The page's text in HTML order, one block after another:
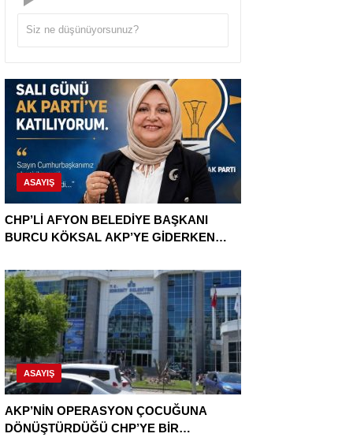
ASAYIŞ
CHP’Lİ AFYON BELEDİYE BAŞKANI
BURCU KÖKSAL AKP’YE GİDERKEN
ASAYIŞ
AKP’NİN OPERASYON ÇOCUĞUNA
DÖNÜŞTÜRDÜĞÜ CHP’YE BİR